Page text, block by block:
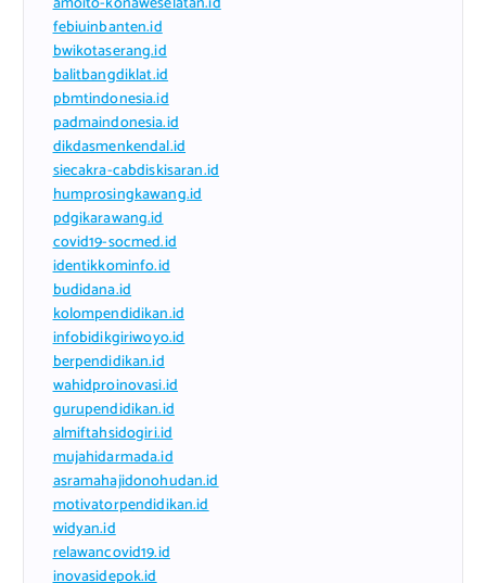
febiuinbanten.id
bwikotaserang.id
balitbangdiklat.id
pbmtindonesia.id
padmaindonesia.id
dikdasmenkendal.id
siecakra-cabdiskisaran.id
humprosingkawang.id
pdgikarawang.id
covid19-socmed.id
identikkominfo.id
budidana.id
kolompendidikan.id
infobidikgiriwoyo.id
berpendidikan.id
wahidproinovasi.id
gurupendidikan.id
almiftahsidogiri.id
mujahidarmada.id
asramahajidonohudan.id
motivatorpendidikan.id
widyan.id
relawancovid19.id
inovasidepok.id